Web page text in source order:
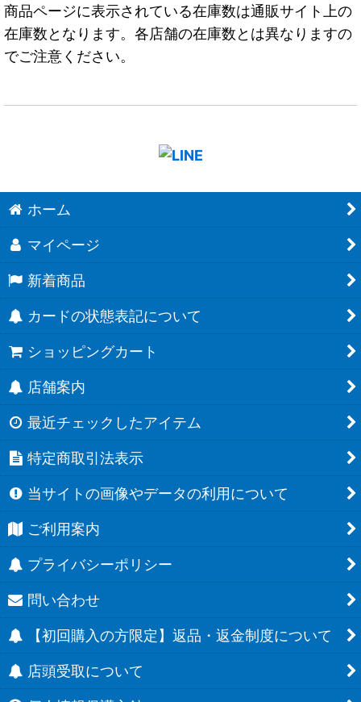
商品ページに表示されている在庫数は通販サイト上の
在庫数となります。各店舗の在庫数とは異なりますの
でご注意ください。
ホーム
マイページ
新着商品
カードの状態表記について
ショッピングカート
店舗案内
最近チェックしたアイテム
特定商取引法表示
当サイトの画像やデータの利用について
ご利用案内
プライバシーポリシー
問い合わせ
【初回購入の方限定】返品・返金制度について
店頭受取について